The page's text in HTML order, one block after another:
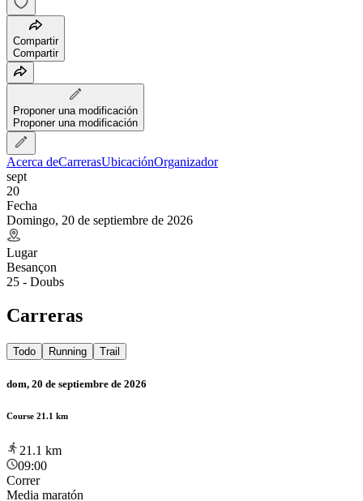
Compartir
Compartir
Proponer una modificación
Proponer una modificación
Acerca deCarrerasUbicaciónOrganizador
sept
20
Fecha
Domingo, 20 de septiembre de 2026
Lugar
Besançon
25 - Doubs
Carreras
Todo Running Trail
dom, 20 de septiembre de 2026
Course 21.1 km
21.1 km
09:00
Correr
Media maratón